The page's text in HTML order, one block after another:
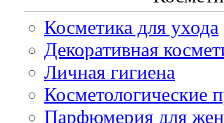
Косметика для ухода
Декоративная
Личная гигиена
Косметологические
Парфюмерия для